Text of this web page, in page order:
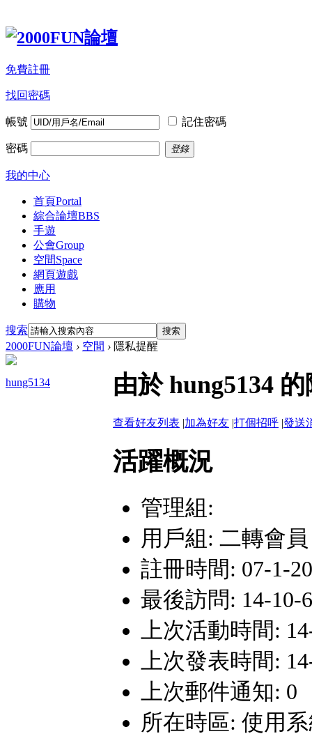
免費註冊
找回密碼
帳號 記住密碼
密碼 登錄
我的中心
首頁Portal
綜合論壇BBS
手遊
公會Group
空間Space
網頁遊戲
應用
購物
搜索 搜索
2000FUN論壇 › 空間 › 隱私提醒
hung5134 由於 hung5134
查看好友列表 |加為好友 |打個招呼 |發送
活躍概況
管理組:
用戶組: 二轉會員
註冊時間: 07-1-
最後訪問: 14-10-
上次活動時間:
上次發表時間:
上次郵件通知: 0
所在時區: 使用